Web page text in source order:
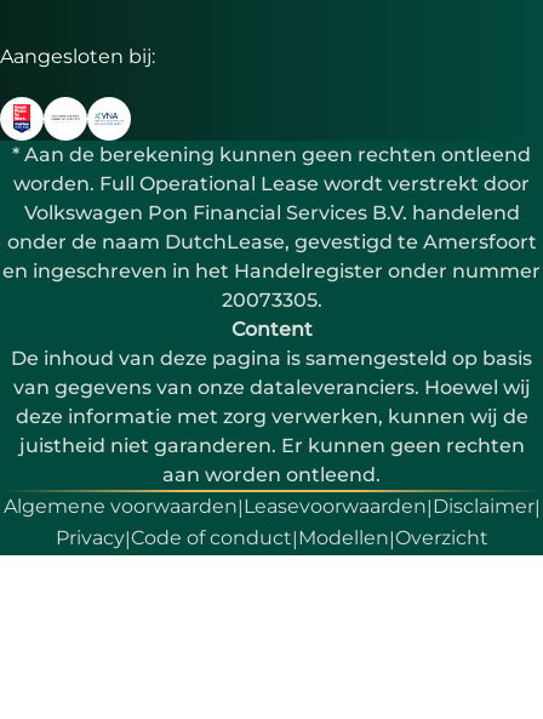
Aangesloten bij:
* Aan de berekening kunnen geen rechten ontleend
worden. Full Operational Lease wordt verstrekt door
Volkswagen Pon Financial Services B.V. handelend
onder de naam DutchLease, gevestigd te Amersfoort
en ingeschreven in het Handelregister onder nummer
20073305.
Content
De inhoud van deze pagina is samengesteld op basis
van gegevens van onze dataleveranciers. Hoewel wij
deze informatie met zorg verwerken, kunnen wij de
juistheid niet garanderen. Er kunnen geen rechten
aan worden ontleend.
Algemene voorwaarden|Leasevoorwaarden|Disclaimer|
Privacy|Code of conduct|Modellen|Overzicht